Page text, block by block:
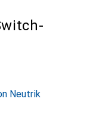
Neutrik